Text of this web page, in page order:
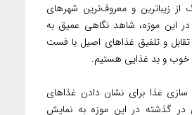
زیباترین و معروف‌ترین شهرهای
این موزه، شاهد نگاهی عمیق به
و تلفیق غذاهای اصیل با فست
خوب و بد غذایی هستیم.
سازی غذا برای نشان‌ دادن غذاهای
در گذشته در این موزه به نمایش